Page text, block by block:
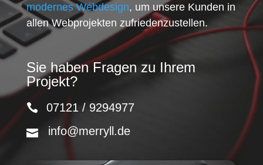
modernes Webdesign, um unsere Kunden in
allen Webprojekten zufriedenzustellen.
Sie haben Fragen zu Ihrem
Projekt?
07121 / 9294977
info@merryll.de